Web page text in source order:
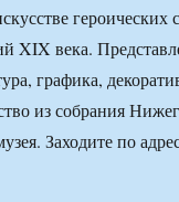
героических
XIX века.
графика,
из собрания
Заходите по